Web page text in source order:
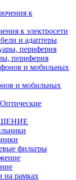
к электросети
и адаптеры
периферия
и мобильных
Оптические
фильтры